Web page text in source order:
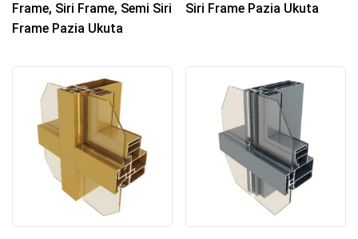
Frame, Siri Frame, Semi Siri
Frame Pazia Ukuta
Siri Frame Pazia Ukuta